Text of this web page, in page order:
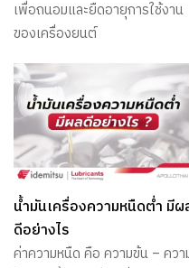
เพื่อถนอมและยืดอายุการใช้งาน
ของเครื่องยนต์
น้ำมันเครื่องความหนืดต่ำ มีผ
ดีอย่างไร
ค่าความหนืด คือ ความข้น – ควา